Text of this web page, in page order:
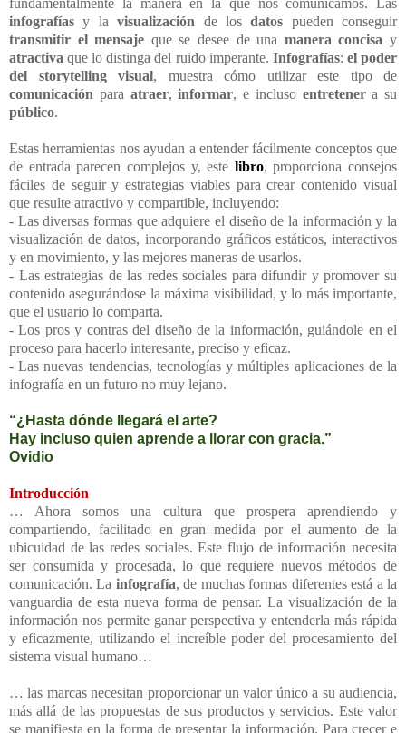
infografías y lavisualización de losdatos pueden conseguir
transmitir el mensaje que se desee de una manera concisa y
atractiva que lo distinga del ruido imperante. Infografías: el poder
del storytelling visual, muestra cómo utilizar este tipo de
comunicación para atraer,informar, e incluso entretenera su
público.
Estas herramientas nos ayudan a entender fácilmente conceptos que
de entrada parecen complejos y, este libro, proporciona consejos
fáciles de seguir y estrategias viables para crear contenido visual
que resulte atractivo y compartible, incluyendo:
- Las diversas formas que adquiere el diseño de la información y la
visualización de datos, incorporando gráficos estáticos, interactivos
y en movimiento, y las mejores maneras de usarlos.
- Las estrategias de las redes sociales para difundir y promover su
contenido asegurándose la máxima visibilidad, y lo más importante,
que el usuario lo comparta.
- Los pros y contras del diseño de la información, guiándole en el
proceso para hacerlo interesante, preciso y eficaz.
- Las nuevas tendencias, tecnologías y múltiples aplicaciones de la
infografía en un futuro no muy lejano.
“¿Hasta dónde llegará el arte?
Hay incluso quien aprende a llorar con gracia.”
Ovidio
Introducción
… Ahora somos una cultura que prospera aprendiendo y
compartiendo, facilitado en gran medida por el aumento de la
ubicuidad de las redes sociales. Este flujo de información necesita
ser consumida y procesada, lo que requiere nuevos métodos de
comunicación. La infografía, de muchas formas diferentes está a la
vanguardia de esta nueva forma de pensar. La visualización de la
información nos permite ganar perspectiva y entenderla más rápida
y eficazmente, utilizando el increíble poder del procesamiento del
sistema visual humano…
… las marcas necesitan proporcionar un valor único a su audiencia,
más allá de las propuestas de sus productos y servicios. Este valor
se manifiesta en la forma de presentar la información. Para crecer e